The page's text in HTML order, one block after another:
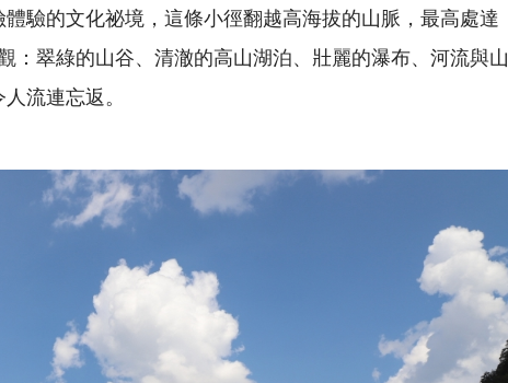
驗的文化祕境，這條小徑翻越高海拔的山脈，最高處達
：翠綠的山谷、清澈的高山湖泊、壯麗的瀑布、河流與山
流連忘返。